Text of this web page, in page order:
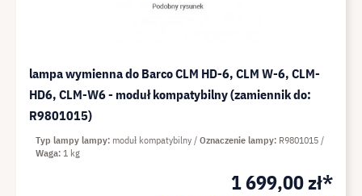
lampa wymienna do Barco CLM HD-6, CLM W-6, CLM-
HD6, CLM-W6 - moduł kompatybilny (zamiennik do:
R9801015)
1 699,00 zł*
Typ lampy lampy moduł kompatybilny Oznaczenie lampy R9801015
Waga 1 kg